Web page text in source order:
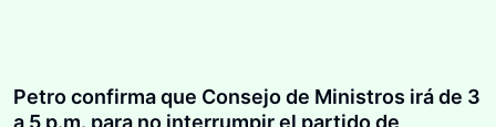
Petro confirma que Consejo de Ministros irá de 3
a 5 p.m. para no interrumpir el partido de